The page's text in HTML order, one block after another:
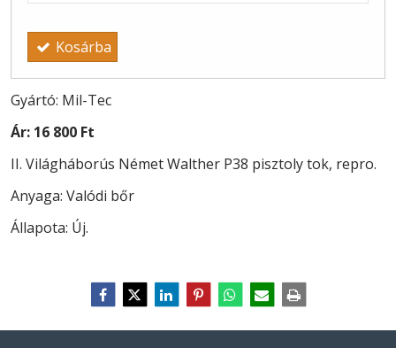
Kosárba
Gyártó: Mil-Tec
Ár: 16 800 Ft
II. Világháborús Német Walther P38 pisztoly tok, repro.
Anyaga: Valódi bőr
Állapota: Új.